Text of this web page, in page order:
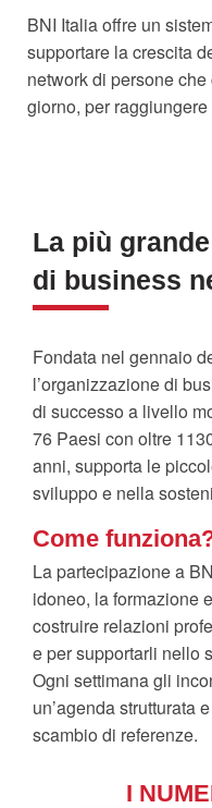
BNI Italia offre un
supportare la crescita
network di persone
giorno, per
La più
di business
Fondata nel gennaio
l’organizzazione di
di successo a livello
76 Paesi con oltre
anni, supporta le
sviluppo e nella
Come
La partecipazione a
idoneo, la formazione
costruire relazioni
e per supportarli nello
Ogni settimana gli
un’agenda strutturata
scambio di referenze.
I